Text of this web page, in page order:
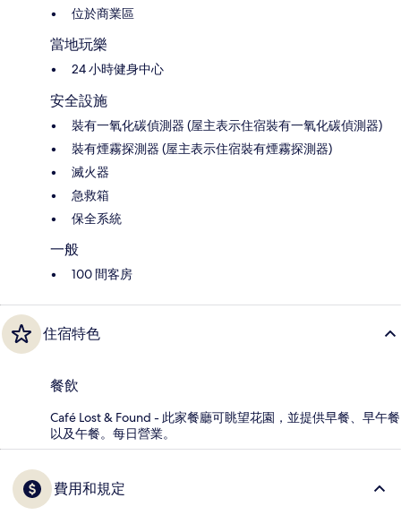
位於商業區
當地玩樂
24 小時健身中心
安全設施
裝有一氧化碳偵測器 (屋主表示住宿裝有一氧化碳偵測器)
裝有煙霧探測器 (屋主表示住宿裝有煙霧探測器)
滅火器
急救箱
保全系統
一般
100 間客房
住宿特色
餐飲
Café Lost & Found - 此家餐廳可眺望花園，並提供早餐、早午餐
以及午餐。每日營業。
費用和規定